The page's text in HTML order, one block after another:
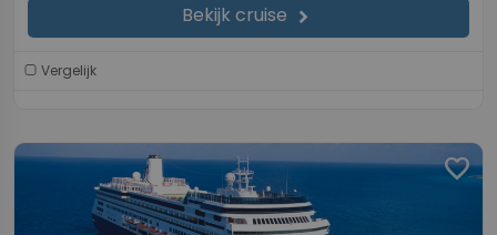
Bekijk cruise chevron_right
Vergelijk
favorite